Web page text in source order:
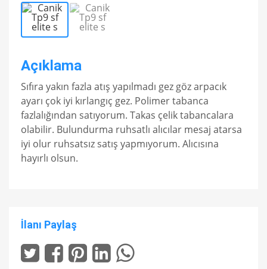
Açıklama
Sıfıra yakın fazla atış yapılmadı gez göz arpacık
ayarı çok iyi kırlangıç gez. Polimer tabanca
fazlalığından satıyorum. Takas çelik tabancalara
olabilir. Bulundurma ruhsatlı alıcılar mesaj atarsa
iyi olur ruhsatsız satış yapmıyorum. Alıcısına
hayırlı olsun.
İlanı Paylaş